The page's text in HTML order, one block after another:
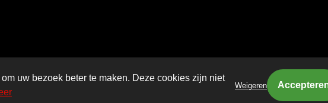
uw bezoek beter te maken. Deze cookies zijn niet
Weigeren